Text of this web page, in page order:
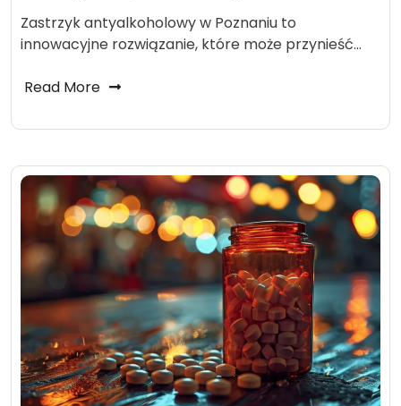
Zastrzyk antyalkoholowy w Poznaniu to
innowacyjne rozwiązanie, które może przynieść…
Read More